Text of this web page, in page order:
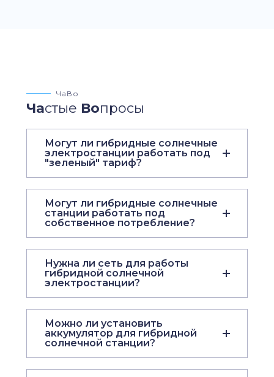
ЧаВо
Частые Вопросы
Могут ли гибридные солнечные
электростанции работать под
"зеленый" тариф?
Могут ли гибридные солнечные
станции работать под
собственное потребление?
Нужна ли сеть для работы
гибридной солнечной
электростанции?
Можно ли установить
аккумулятор для гибридной
солнечной станции?